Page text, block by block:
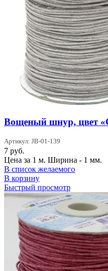
Вощеный шнур, цвет
Артикул: JB-01-139
7 руб.
Цена за 1 м. Ширина - 1 мм.
В список желаемого
В корзину
Быстрый просмотр